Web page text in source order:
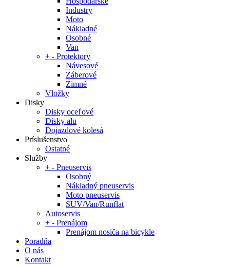
Industry
Moto
Nákladné
Osobné
Van
+ - Protektory
Návesové
Záberové
Zimné
Vložky
Disky
Disky oceľové
Disky alu
Dojazdové kolesá
Príslušenstvo
Ostatné
Služby
+ - Pneuservis
Osobný
Nákladný pneuservis
Moto pneuservis
SUV/Van/Runflat
Autoservis
+ - Prenájom
Prenájom nosiča na bicykle
Poradňa
O nás
Kontakt